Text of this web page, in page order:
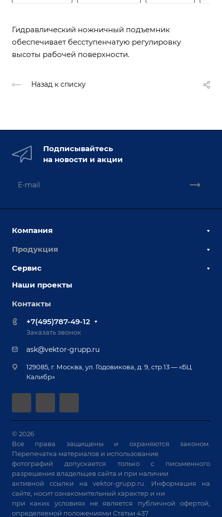
Гидравлический ножничный подъемник
обеспечивает бесступенчатую регулировку
высоты рабочей поверхности.
Назад к списку
Подписывайтесь
на новости и акции
Компания
О компании
Выставки и мероприятия
Вопрос ответ
Реквизиты
Документы
Продукция
Сборочно-сварочные столы
Оснастка для сварочных столов
Оборудование для приварки крепежа
Приварной крепеж
Специализированные решения для сварки
Позиционеры и вращатели
Машины контактной сварки
Универсальные зажимы
Системы аспирации
Станки лазерной резки
Решения для учебных заведений
Сервис
Сервисное обслуживание
Обучение
Лизинг
Гарантия
автоматизации
Наши проекты
Контакты
+7(495)787-49-12
Заказать звонок
ask@vektor-grupp.ru
129085, г. Москва, ул. Годовикова, д. 9, стр.13 — «БЦ
Калибр»
© 2026
Все права защищены и охраняются законом.
Перепечатка материалов и использование
фотографий допускается только с письменного
разрешения владельцев сайта и при наличии
активной ссылки наvektor-grupp.ru . Информация на
сайте, носит ознакомительный характер и ни
при каких условиях не является публичной офертой,
определяемой положениями Статьи 437